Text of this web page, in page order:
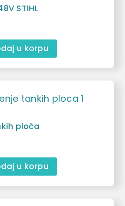
STIHL
u korpu
ploča
u korpu